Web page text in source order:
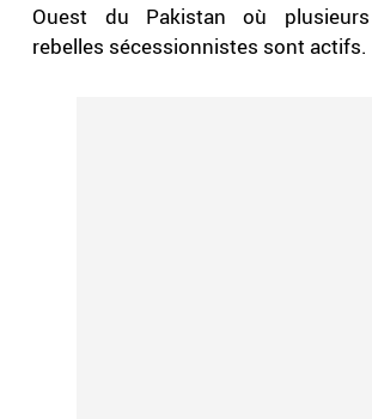
Ouest du Pakistan où
rebelles sécessionnistes sont actifs.